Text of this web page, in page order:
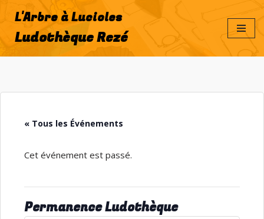
Aller
contenu
L'Arbre à Lucioles
Ludothèque Rezé
« Tous les Événements
Cet événement est passé.
Permanence Ludothèque